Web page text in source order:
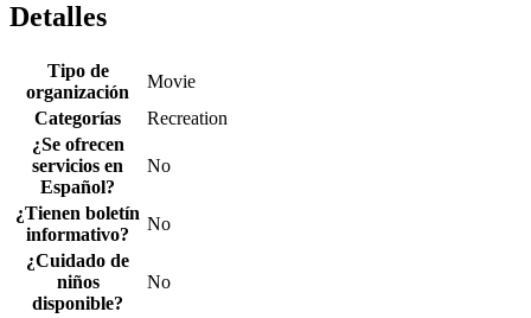
Detalles
Tipo de
organización
Movie
Categorías
Recreation
¿Se ofrecen
servicios en
Español?
No
¿Tienen boletín
informativo?
No
¿Cuidado de
niños
disponible?
No